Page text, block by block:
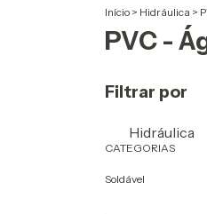
Início > Hidráulica >
PVC -
Filtrar por
Hidráulica
CATEGORIAS
Soldável